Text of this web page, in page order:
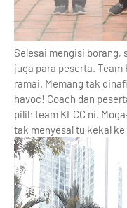
Selesai mengisi borang,
juga para peserta. Team
ramai. Memang tak
havoc! Coach dan
pilih team KLCC ni.
tak menyesal tu kekal